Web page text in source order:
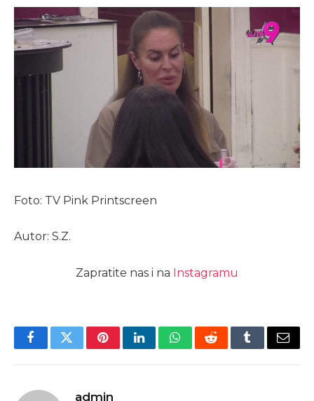
Foto: TV Pink Printscreen
Autor: S.Z.
Zapratite nas i na Instagramu
FacebookTwitterPinterestLinkedInWhatsAppRedditTumblrEmail
admin